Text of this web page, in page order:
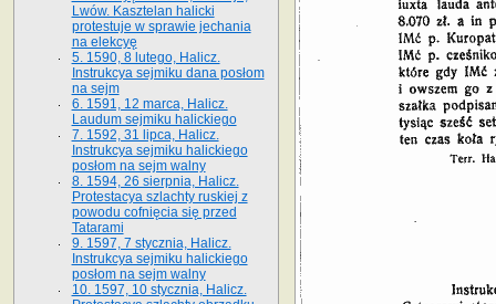
Lwów. Kasztelan halicki
protestuje w sprawie jechania
na elekcyę
5. 1590, 8 lutego, Halicz.
Instrukcya sejmiku dana posłom
na sejm
6. 1591, 12 marca, Halicz.
Laudum sejmiku halickiego
7. 1592, 31 lipca, Halicz.
Instrukcya sejmiku halickiego
posłom na sejm walny
8. 1594, 26 sierpnia, Halicz.
Protestacya szlachty ruskiej z
powodu cofnięcia się przed
Tatarami
9. 1597, 7 stycznia, Halicz.
Instrukcya sejmiku halickiego
posłom na sejm walny
10. 1597, 10 stycznia, Halicz.